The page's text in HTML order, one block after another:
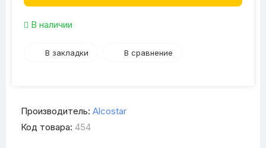
В наличии
В закладки В сравнение
Производитель: Alcostar
Код товара: 454